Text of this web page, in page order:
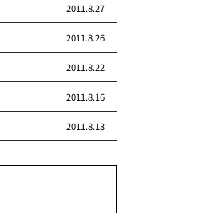
2011.8.27
2011.8.26
2011.8.22
2011.8.16
2011.8.13